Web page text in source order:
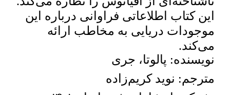
این کتاب اطلاعاتی فراوانی درباره این
موجودات دریایی به مخاطب ارائه
می‌کند.
نویسنده: پالوتا، جری
مترجم: نوید کریم‌زاده